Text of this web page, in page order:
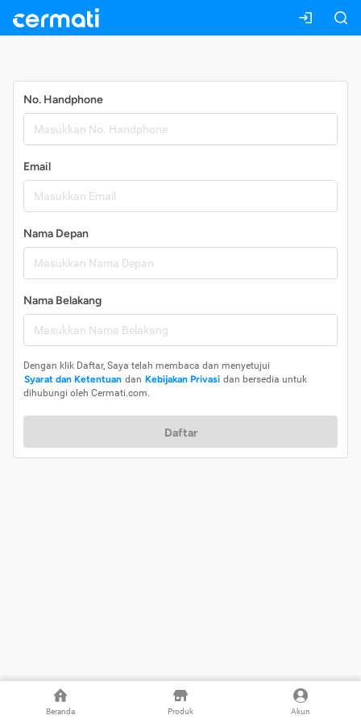
Beranda Produk Akun
No. Handphone
Email
Nama Depan
Nama Belakang
Dengan klik Daftar, Saya telah membaca dan menyetujui
Syarat dan Ketentuan dan Kebijakan Privasi dan bersedia untuk
dihubungi oleh Cermati.com.
Daftar